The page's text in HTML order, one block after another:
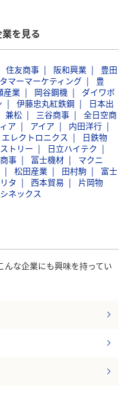
酒文化をより多くの人に伝
を未来に繋げていく一員と
社の社会的役割を繋げ、志
魅力を伝えたい」という強
を見る
住友商事 阪和興業
豊田
マーマーケティング
豊
産業 岡谷鋼機
ダイワボ
伊藤忠丸紅鉄鋼
日本出
兼松 三谷商事
全日空商
ア アイア
内田洋行
レクトロニクス
日鉄物
トリー
日立ハイテク
事 冨士機材
マクニ
松田産業 田村駒
富士
タ 西本貿易
片岡物
ネックス
んな企業にも興味を持ってい